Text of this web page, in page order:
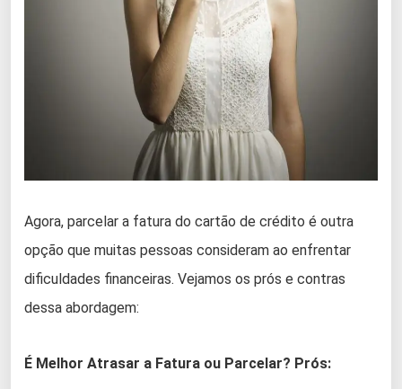
Agora, parcelar a fatura do cartão de crédito é outra
opção que muitas pessoas consideram ao enfrentar
dificuldades financeiras. Vejamos os prós e contras
dessa abordagem:
É Melhor Atrasar a Fatura ou Parcelar? Prós: